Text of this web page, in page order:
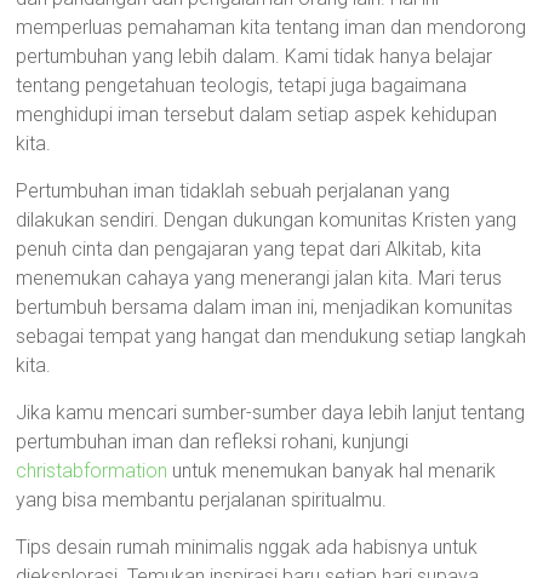
memperluas pemahaman kita tentang iman dan mendorong
pertumbuhan yang lebih dalam. Kami tidak hanya belajar
tentang pengetahuan teologis, tetapi juga bagaimana
menghidupi iman tersebut dalam setiap aspek kehidupan
kita.
Pertumbuhan iman tidaklah sebuah perjalanan yang
dilakukan sendiri. Dengan dukungan komunitas Kristen yang
penuh cinta dan pengajaran yang tepat dari Alkitab, kita
menemukan cahaya yang menerangi jalan kita. Mari terus
bertumbuh bersama dalam iman ini, menjadikan komunitas
sebagai tempat yang hangat dan mendukung setiap langkah
kita.
Jika kamu mencari sumber-sumber daya lebih lanjut tentang
pertumbuhan iman dan refleksi rohani, kunjungi
christabformation untuk menemukan banyak hal menarik
yang bisa membantu perjalanan spiritualmu.
Tips desain rumah minimalis nggak ada habisnya untuk